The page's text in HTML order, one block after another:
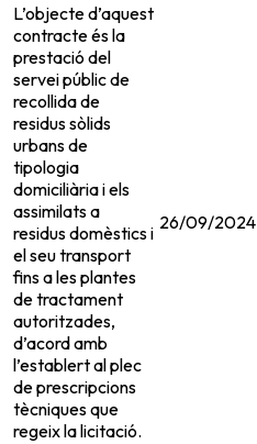
L’objecte d’aquest
contracte és la
prestació del
servei públic de
recollida de
residus sòlids
urbans de
tipologia
domiciliària i els
assimilats a
residus domèstics i
el seu transport
fins a les plantes
de tractament
autoritzades,
d’acord amb
l’establert al plec
de prescripcions
tècniques que
regeix la licitació.
26/09/2024